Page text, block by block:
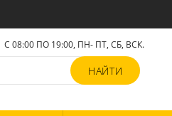
С 08:00 ПО 19:00, ПН- ПТ,СБ, ВСК.